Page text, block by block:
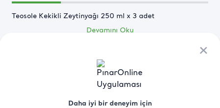
×
Daha iyi bir deneyim için
×
Daha iyi bir deneyim için
Teosole Kekikli Zeytinyağı 250 ml x 3 adet
Devamını Oku